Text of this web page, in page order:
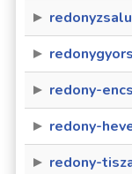
redony-
redony-
redony-